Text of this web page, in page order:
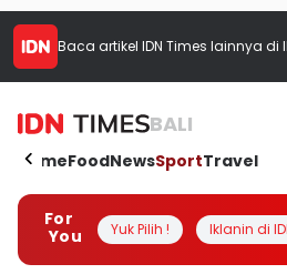
Baca artikel IDN Times lainnya di
BALI
HomeFoodNewsSportTravel
For
You
Yuk Pilih ! Iklanin di